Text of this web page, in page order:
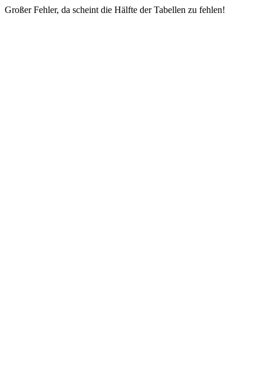
Großer Fehler, da scheint die Hälfte der Tabellen zu fehlen!